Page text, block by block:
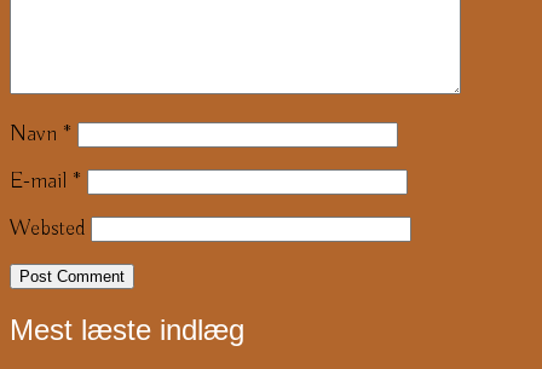
Navn *
E-mail *
Websted
Mest læste indlæg